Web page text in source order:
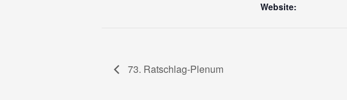
Website:
73. Ratschlag-Plenum